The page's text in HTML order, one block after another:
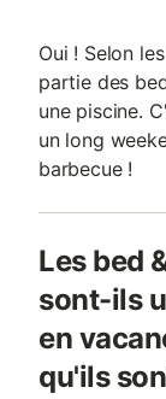
Oui ! Selon
partie des
une piscine.
un long
barbecue !
Les bed
sont-ils
en
qu'ils